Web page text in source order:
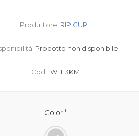
Produttore: RIP CURL
Prodotto non disponibile.
Cod.: WLE3KM
Color*